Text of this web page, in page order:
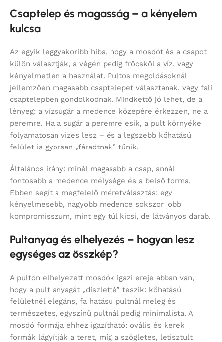
Csaptelep és magasság – a kényelem
kulcsa
Az egyik leggyakoribb hiba, hogy a mosdót és a csapot
külön választják, a végén pedig fröcsköl a víz, vagy
kényelmetlen a használat. Pultos megoldásoknál
jellemzően magasabb csaptelepet választanak, vagy fali
csaptelepben gondolkodnak. Mindkettő jó lehet, de a
lényeg: a vízsugár a medence közepére érkezzen, ne a
peremre. Ha a sugár a peremre esik, a pult környéke
folyamatosan vizes lesz – és a legszebb kőhatású
felület is gyorsan „fáradtnak” tűnik.
Általános irány: minél magasabb a csap, annál
fontosabb a medence mélysége és a belső forma.
Ebben segít a megfelelő méretválasztás: egy
kényelmesebb, nagyobb medence sokszor jobb
kompromisszum, mint egy túl kicsi, de látványos darab.
Pultanyag és elhelyezés – hogyan lesz
egységes az összkép?
A pulton elhelyezett mosdók igazi ereje abban van,
hogy a pult anyagát „díszletté” teszik: kőhatású
felületnél elegáns, fa hatású pultnál meleg és
természetes, egyszínű pultnál pedig minimalista. A
mosdó formája ehhez igazítható: ovális és kerek
formák lágyítják a teret, míg a szögletes, letisztult